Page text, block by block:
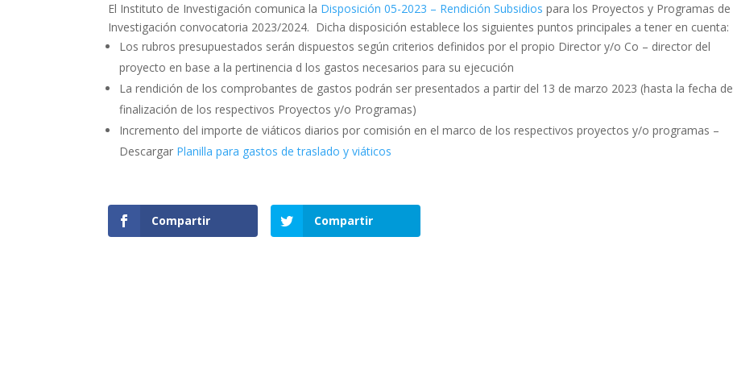
El Instituto de Investigación comunica la Disposición 05-2023 – Rendición Subsidios para los Proyectos y Programas de
Investigación convocatoria 2023/2024. Dicha disposición establece los siguientes puntos principales a tener en cuenta:
Los rubros presupuestados serán dispuestos según criterios definidos por el propio Director y/o Co – director del
proyecto en base a la pertinencia d los gastos necesarios para su ejecución
La rendición de los comprobantes de gastos podrán ser presentados a partir del 13 de marzo 2023 (hasta la fecha de
finalización de los respectivos Proyectos y/o Programas)
Incremento del importe de viáticos diarios por comisión en el marco de los respectivos proyectos y/o programas –
Descargar Planilla para gastos de traslado y viáticos
Compartir Compartir